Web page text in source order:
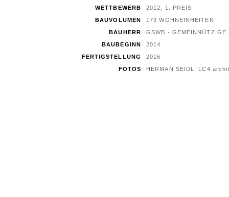
WETTBEWERB
BAUVOLUMEN
BAUHERR
BAUBEGINN
FERTIGSTELLUNG
FOTOS
2012, 1. PREIS
173 WOHNEINHEITEN
GSWB - GEMEINNÜTZIGE
2014
2016
HERMAN SEIDL, LC4